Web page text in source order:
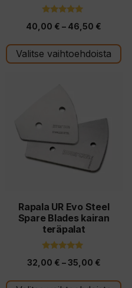
5:stä
40,00 € – 46,50 €
-
Valitse vaihtoehdoista
Rapala UR Evo Steel
Spare Blades kairan
teräpalat
5:stä
32,00 € – 35,00 €
useampi
muunnelma.
tuotteen
sivulla.